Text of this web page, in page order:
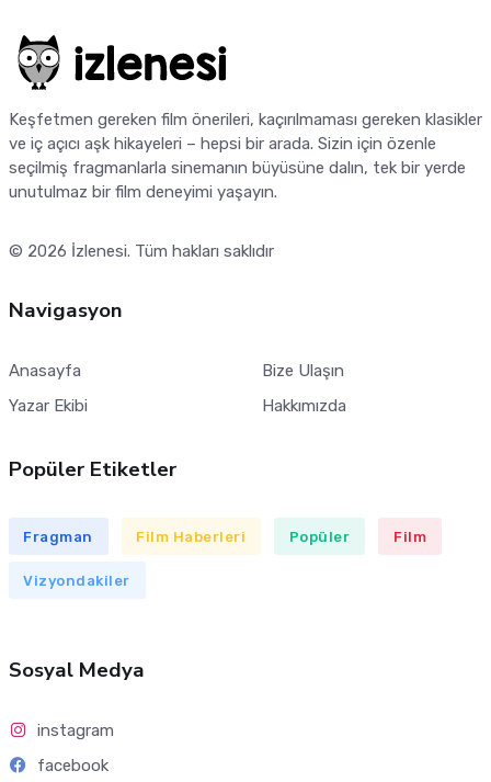
Keşfetmen gereken film önerileri, kaçırılmaması gereken klasikler
ve iç açıcı aşk hikayeleri – hepsi bir arada. Sizin için özenle
seçilmiş fragmanlarla sinemanın büyüsüne dalın, tek bir yerde
unutulmaz bir film deneyimi yaşayın.
© 2026 İzlenesi. Tüm hakları saklıdır
Navigasyon
Anasayfa
Yazar Ekibi
Bize Ulaşın
Hakkımızda
Popüler Etiketler
Fragman Film Haberleri Popüler Film
Vizyondakiler
Sosyal Medya
instagram
facebook